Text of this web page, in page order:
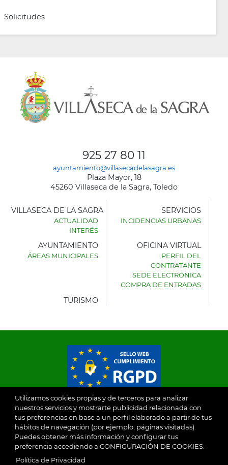
Solicitudes
Utilizamos cookies propias y de terceros para analizar
nuestros servicios y mostrarte publicidad relacionada con
tus preferencias en base a un perfil elaborado a partir de tus
hábitos de navegación (por ejemplo, páginas visitadas).
Puedes obtener más información y configurar tus
preferencia accediendo a CONFIGURACIÓN DE COOKIES.
Política de Privacidad
925 27 80 11
ayuntamiento@villasecadelasagra.es
Plaza Mayor, 18
45260 Villaseca de la Sagra, Toledo
AYUNTAMIENTO
VILLASECA DE LA SAGRA
ACTUALIDAD
INTERÉS
SERVICIOS
INCIDENCIAS URBANAS
AYUNTAMIENTO
ÁREAS MUNICIPALES
OFICINA VIRTUAL
PERFIL DEL
CONTRATANTE
SEDE ELECTRÓNICA
COMPRA DE ENTRADAS
TURISMO
SubFooter
© 2026
Ayuntamiento de Villaseca de la Sagra Aviso Legal
Política de Privacidad